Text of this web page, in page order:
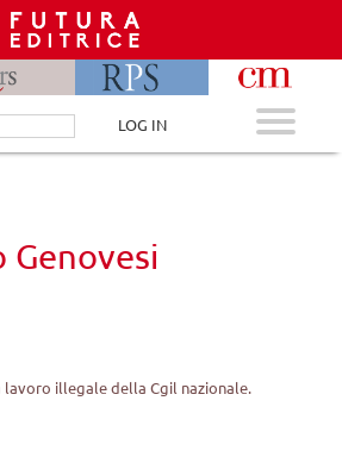
LOG IN
Genovesi
lavoro illegale della Cgil nazionale.